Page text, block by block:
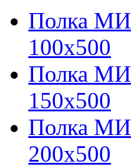
Полка МИ
100х500
Полка МИ
150х500
Полка МИ
200х500